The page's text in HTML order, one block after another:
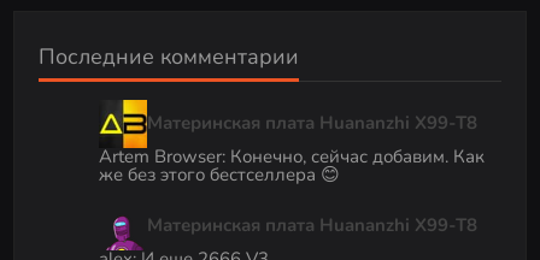
Последние комментарии
Материнская плата Huananzhi X99-T8
Artem Browser: Конечно, сейчас добавим. Как
же без этого бестселлера 😊
Материнская плата Huananzhi X99-T8